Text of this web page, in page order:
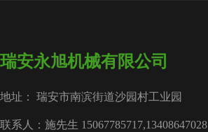
瑞安永旭机械有限公司
地址： 瑞安市南滨街道沙园村工业园
联系人：施先生 15067785717,13408647028